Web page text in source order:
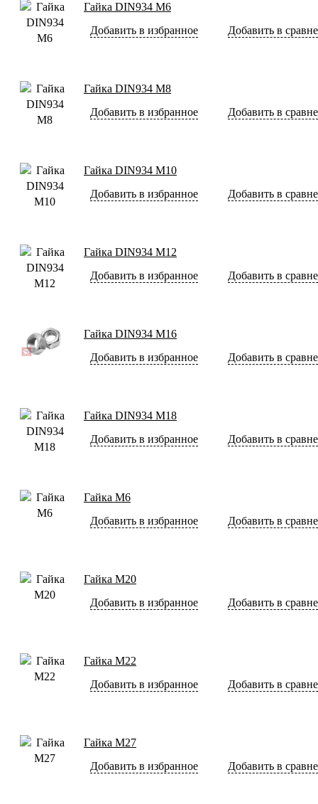
Гайка DIN934 М6
Добавить в избранное
Добавить в
Гайка DIN934 М8
Добавить в избранное
Добавить в
Гайка DIN934 М10
Добавить в избранное
Добавить в
Гайка DIN934 М12
Добавить в избранное
Добавить в
Гайка DIN934 М16
Добавить в избранное
Добавить в
Гайка DIN934 М18
Добавить в избранное
Добавить в
Гайка М6
Добавить в избранное
Добавить в
Гайка М20
Добавить в избранное
Добавить в
Гайка М22
Добавить в избранное
Добавить в
Гайка М27
Добавить в избранное
Добавить в